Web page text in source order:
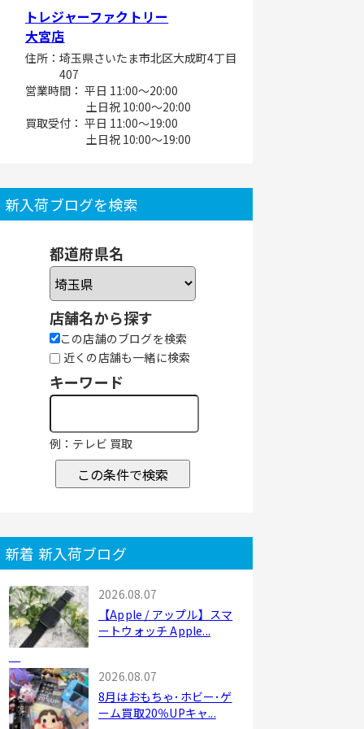
トレジャーファクトリー
大宮店
住所：埼玉県さいたま市北区大成町4丁目
407
営業時間： 平日 11:00～20:00
土日祝 10:00～20:00
買取受付： 平日 11:00～19:00
土日祝 10:00～19:00
新入荷ブログを検索
都道府県名
店舗名から探す
この店舗のブログを検索
近くの店舗も一緒に検索
キーワード
例：テレビ 買取
この条件で検索
新着 新入荷ブログ
2026.08.07
【Apple / アップル】スマ
ートウォッチ Apple...
2026.08.07
8月はおもちゃ･ホビー･ゲ
ーム買取20％UPキャ...